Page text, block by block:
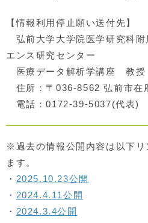
【情報利用停止願い送付先】
弘前大学大学院医学研究科附
エンス研究センター
医療データ解析学講座 教
住所：〒036-8562 弘前市在
電話：0172-39-5037(代表)
※過去の情報公開内容は以下リ
ます。
・ 2025.10.23公開
・ 2024.4.11公開
・ 2024.3.4公開